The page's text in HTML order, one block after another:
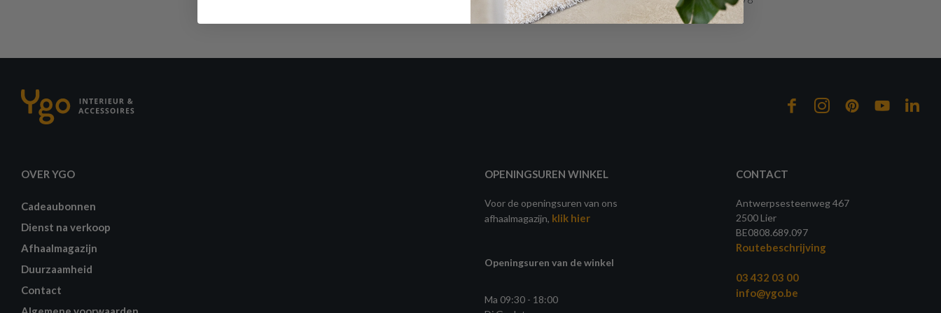
OVER YGO
Cadeaubonnen
Dienst na verkoop
Afhaalmagazijn
Duurzaamheid
Contact
OPENINGSUREN WINKEL
Voor de openingsuren van ons
afhaalmagazijn, klik hier
Openingsuren van de winkel
Ma 09:30 - 18:00
CONTACT
Antwerpsesteenweg 467
2500 Lier
BE0808.689.097
Routebeschrijving
03 432 03 00
info@ygo.be